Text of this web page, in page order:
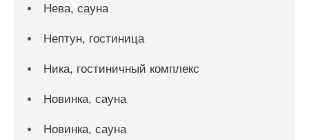
Нева, сауна
Нептун, гостиница
Ника, гостиничный комплекс
Новинка, сауна
Новинка, сауна